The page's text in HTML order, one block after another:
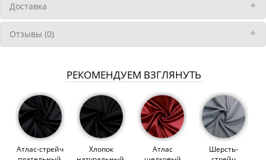
Доставка
Отзывы (0)
РЕКОМЕНДУЕМ ВЗГЛЯНУТЬ
Атлас-стрейч
Хлопок
Атлас
Шерсть-